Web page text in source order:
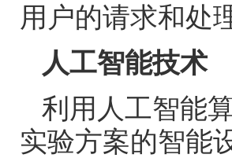
用户的请求和处
人工智能技术
利用人工智能
实验方案的智能